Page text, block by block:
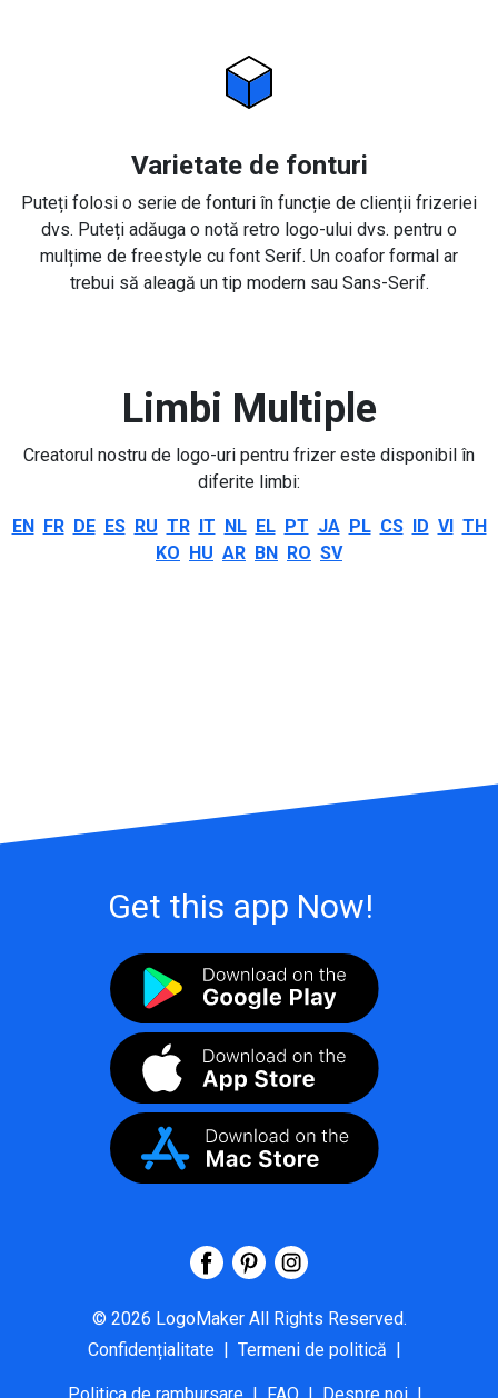
Varietate de fonturi
Puteți folosi o serie de fonturi în funcție de clienții frizeriei
dvs. Puteți adăuga o notă retro logo-ului dvs. pentru o
mulțime de freestyle cu font Serif. Un coafor formal ar
trebui să aleagă un tip modern sau Sans-Serif.
Limbi Multiple
Creatorul nostru de logo-uri pentru frizer este disponibil în
diferite limbi:
EN FR DE ES RU TR IT NL EL PT JA PL CS ID VI TH
KO HU AR BN RO SV
Get this app Now!
© 2026 LogoMaker All Rights Reserved.
Confidențialitate | Termeni de politică |